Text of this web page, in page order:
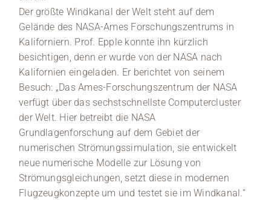
Der größte Windkanal der Welt steht auf dem
Gelände des NASA-Ames Forschungszentrums in
Kaliforniern. Prof. Epple konnte ihn kürzlich
besichtigen, denn er wurde von der NASA nach
Kalifornien eingeladen. Er berichtet von seinem
Besuch: „Das Ames-Forschungszentrum der NASA
verfügt über das sechstschnellste Computercluster
der Welt. Hier betreibt die NASA
Grundlagenforschung auf dem Gebiet der
numerischen Strömungssimulation, sie entwickelt
neue numerische Modelle zur Lösung von
Strömungsgleichungen, setzt diese in modernen
Flugzeugkonzepte um und testet sie im Windkanal.“